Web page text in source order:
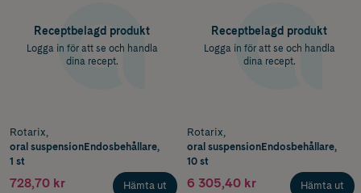
Receptbelagd produkt
Logga in för att se och handla
dina recept.
Rotarix,
oral suspensionEndosbehållare,
1 st
728,70 kr Hämta ut
Receptbelagd produkt
Logga in för att se och handla
dina recept.
Rotarix,
oral suspensionEndosbehållare,
10 st
6 305,40 kr Hämta ut